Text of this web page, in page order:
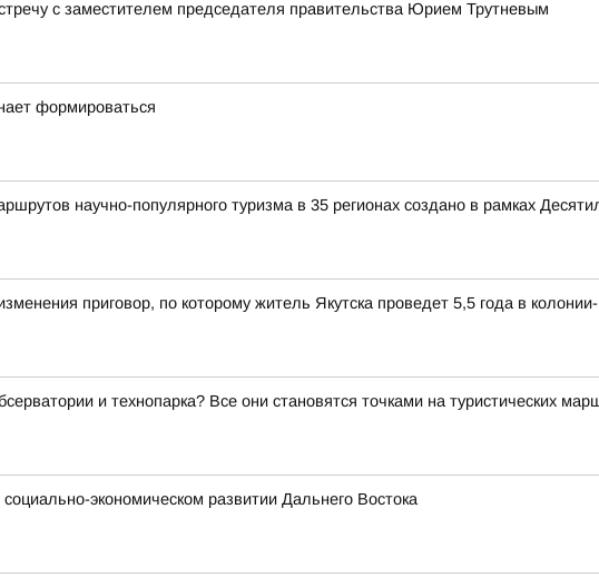
с заместителем председателя правительства Юрием Трутневым
формироваться
научно-популярного туризма в 35 регионах создано в рамках
приговор, по которому житель Якутска проведет 5,5 года в
и технопарка? Все они становятся точками на туристических
экономическом развитии Дальнего Востока